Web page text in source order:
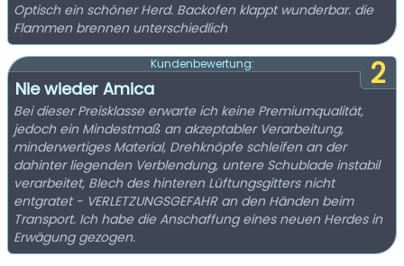
Optisch ein schöner Herd. Backofen klappt wunderbar. die
Flammen brennen unterschiedlich
2
Kundenbewertung:
Nie wieder Amica
Bei dieser Preisklasse erwarte ich keine Premiumqualität,
jedoch ein Mindestmaß an akzeptabler Verarbeitung,
minderwertiges Material, Drehknöpfe schleifen an der
dahinter liegenden Verblendung, untere Schublade instabil
verarbeitet, Blech des hinteren Lüftungsgitters nicht
entgratet - VERLETZUNGSGEFAHR an den Händen beim
Transport. Ich habe die Anschaffung eines neuen Herdes in
Erwägung gezogen.